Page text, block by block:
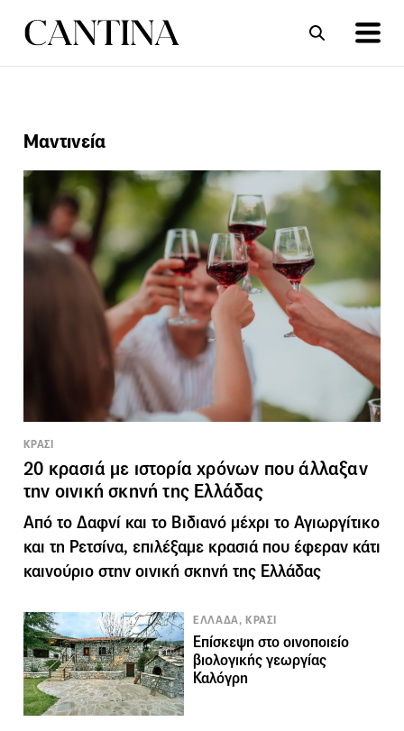
ΣΥΝΤΑΓΕΣ
Μαντινεία
ΚΡΑΣΙ
20 κρασιά με ιστορία χρόνων που άλλαξαν
την οινική σκηνή της Ελλάδας
Από το Δαφνί και το Βιδιανό μέχρι το Αγιωργίτικο
και τη Ρετσίνα, επιλέξαμε κρασιά που έφεραν κάτι
καινούριο στην οινική σκηνή της Ελλάδας
ΕΛΛΑΔΑ, ΚΡΑΣΙ
Επίσκεψη στο οινοποιείο
βιολογικής γεωργίας
Καλόγρη